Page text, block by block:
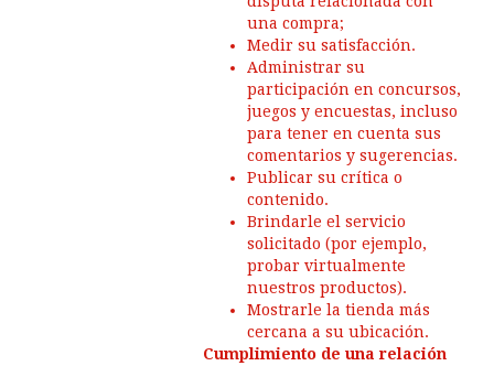
una compra;
Medir su satisfacción.
Administrar su
participación en concursos,
juegos y encuestas, incluso
para tener en cuenta sus
comentarios y sugerencias.
Publicar su crítica o
contenido.
Brindarle el servicio
solicitado (por ejemplo,
probar virtualmente
nuestros productos).
Mostrarle la tienda más
cercana a su ubicación.
Cumplimiento de una relación